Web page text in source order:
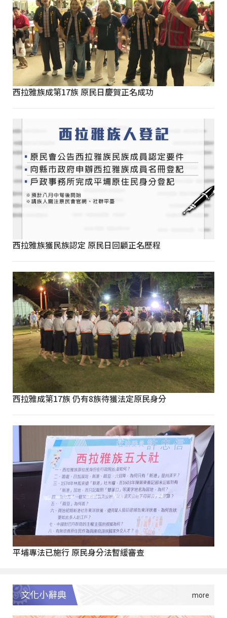
西拉雅族成第17族 原民日慶賀正名成功
西拉雅族獲民族認定 原民日回顧正名歷程
西拉雅成第17族 仍有8族待獲法定原民身分
平埔專法已施行 原民身分法暫緩審查
文化小辭典